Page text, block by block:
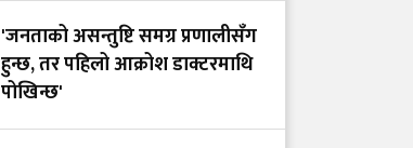
'जनताको असन्तुष्टि समग्र प्रणालीसँग
हुन्छ, तर पहिलो आक्रोश डाक्टरमाथि
पोखिन्छ'